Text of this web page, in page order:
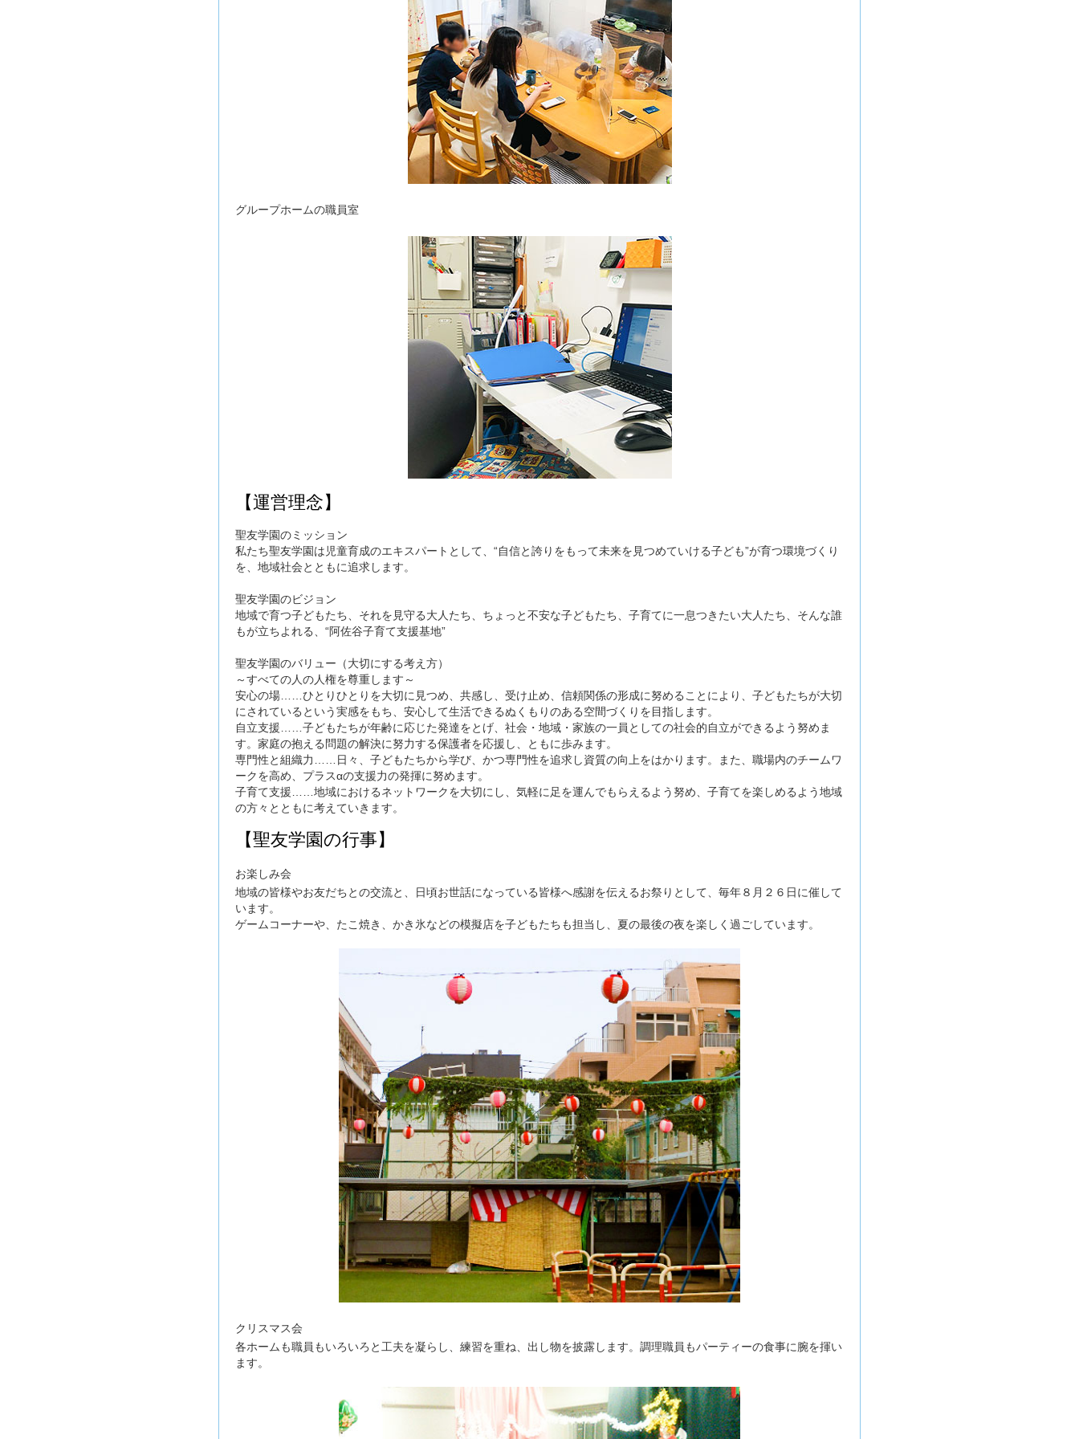
グループホームの職員室
【運営理念】
聖友学園のミッション
私たち聖友学園は児童育成のエキスパートとして、“自信と誇りをもって未来を見つめていける子ども”が育つ環境づくり
を、地域社会とともに追求します。
聖友学園のビジョン
地域で育つ子どもたち、それを見守る大人たち、ちょっと不安な子どもたち、子育てに一息つきたい大人たち、そんな誰
もが立ちよれる、“阿佐谷子育て支援基地”
聖友学園のバリュー（大切にする考え方）
～すべての人の人権を尊重します～
安心の場……ひとりひとりを大切に見つめ、共感し、受け止め、信頼関係の形成に努めることにより、子どもたちが大切
にされているという実感をもち、安心して生活できるぬくもりのある空間づくりを目指します。
自立支援……子どもたちが年齢に応じた発達をとげ、社会・地域・家族の一員としての社会的自立ができるよう努めま
す。家庭の抱える問題の解決に努力する保護者を応援し、ともに歩みます。
専門性と組織力……日々、子どもたちから学び、かつ専門性を追求し資質の向上をはかります。また、職場内のチームワ
ークを高め、プラスαの支援力の発揮に努めます。
子育て支援……地域におけるネットワークを大切にし、気軽に足を運んでもらえるよう努め、子育てを楽しめるよう地域
の方々とともに考えていきます。
【聖友学園の行事】
お楽しみ会
地域の皆様やお友だちとの交流と、日頃お世話になっている皆様へ感謝を伝えるお祭りとして、毎年８月２６日に催して
います。
ゲームコーナーや、たこ焼き、かき氷などの模擬店を子どもたちも担当し、夏の最後の夜を楽しく過ごしています。
クリスマス会
各ホームも職員もいろいろと工夫を凝らし、練習を重ね、出し物を披露します。調理職員もパーティーの食事に腕を揮い
ます。